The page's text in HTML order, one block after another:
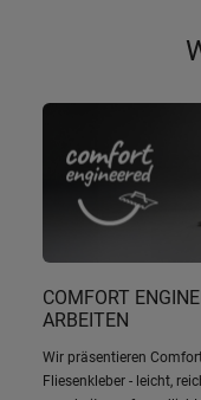
COMFORT
ARBEITEN
Wir präsentieren
Fliesenkleber - leicht,